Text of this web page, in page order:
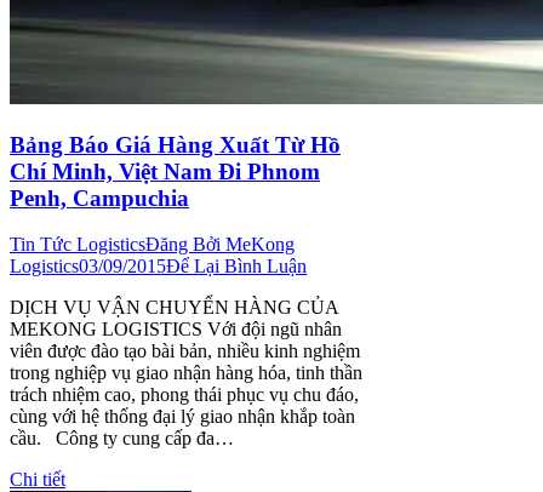
Bảng Báo Giá Hàng Xuất Từ Hồ
Chí Minh, Việt Nam Đi Phnom
Penh, Campuchia
Tin Tức LogisticsĐăng Bởi MeKong
Logistics03/09/2015Để Lại Bình Luận
DỊCH VỤ VẬN CHUYỂN HÀNG CỦA
MEKONG LOGISTICS Với đội ngũ nhân
viên được đào tạo bài bản, nhiều kinh nghiệm
trong nghiệp vụ giao nhận hàng hóa, tinh thần
trách nhiệm cao, phong thái phục vụ chu đáo,
cùng với hệ thống đại lý giao nhận khắp toàn
cầu. Công ty cung cấp đa…
Chi tiết